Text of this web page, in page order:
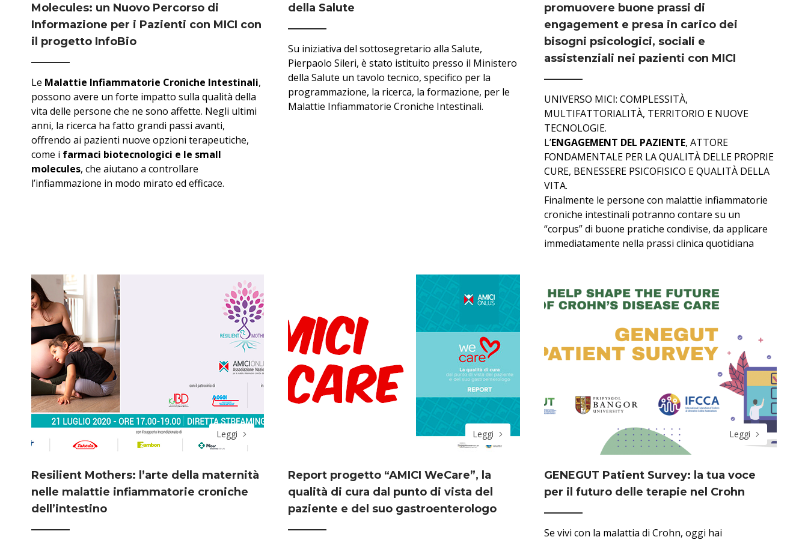
Molecules: un Nuovo Percorso di
Informazione per i Pazienti con MICI con
il progetto InfoBio
Le Malattie Infiammatorie Croniche Intestinali,
possono avere un forte impatto sulla qualità della
vita delle persone che ne sono affette. Negli ultimi
anni, la ricerca ha fatto grandi passi avanti,
offrendo ai pazienti nuove opzioni terapeutiche,
come i farmaci biotecnologici e le small
molecules, che aiutano a controllare
l’infiammazione in modo mirato ed efficace.
della Salute
Su iniziativa del sottosegretario alla Salute,
Pierpaolo Sileri, è stato istituito presso il Ministero
della Salute un tavolo tecnico, specifico per la
programmazione, la ricerca, la formazione, per le
Malattie Infiammatorie Croniche Intestinali.
promuovere buone prassi di
engagement e presa in carico dei
bisogni psicologici, sociali e
assistenziali nei pazienti con MICI
UNIVERSO MICI: COMPLESSITÀ,
MULTIFATTORIALITÀ, TERRITORIO E NUOVE
TECNOLOGIE.
L’ENGAGEMENT DEL PAZIENTE, ATTORE
FONDAMENTALE PER LA QUALITÀ DELLE PROPRIE
CURE, BENESSERE PSICOFISICO E QUALITÀ DELLA
VITA.
Finalmente le persone con malattie infiammatorie
croniche intestinali potranno contare su un
“corpus” di buone pratiche condivise, da applicare
immediatamente nella prassi clinica quotidiana
Leggi
Resilient Mothers: l’arte della maternità
nelle malattie infiammatorie croniche
dell’intestino
Leggi
Report progetto “AMICI WeCare”, la
qualità di cura dal punto di vista del
paziente e del suo gastroenterologo
Leggi
GENEGUT Patient Survey: la tua voce
per il futuro delle terapie nel Crohn
Se vivi con la malattia di Crohn, oggi hai